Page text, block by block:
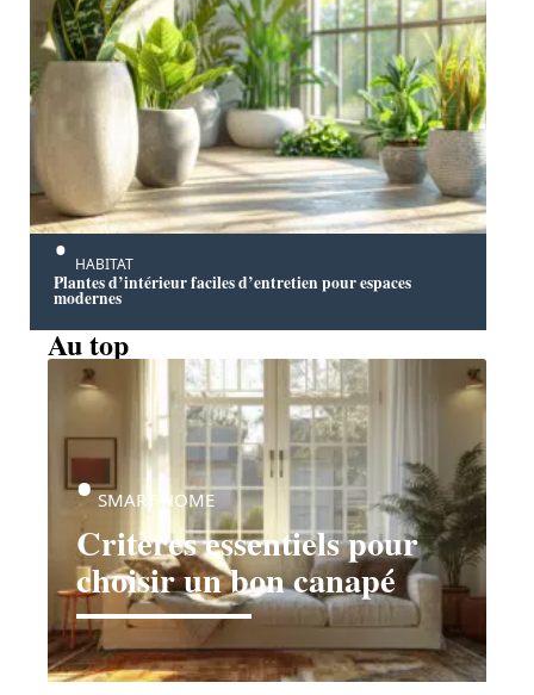
HABITAT
Plantes d’intérieur faciles d’entretien pour espaces
modernes
Au top
Critères essentiels pour
choisir un bon canapé
SMART HOME